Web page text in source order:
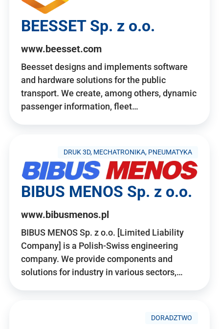
BEESSET Sp. z o.o.
www.beesset.com
Beesset designs and implements software
and hardware solutions for the public
transport. We create, among others, dynamic
passenger information, fleet…
DRUK 3D, MECHATRONIKA, PNEUMATYKA
BIBUS MENOS Sp. z o.o.
www.bibusmenos.pl
BIBUS MENOS Sp. z o.o. [Limited Liability
Company] is a Polish-Swiss engineering
company. We provide components and
solutions for industry in various sectors,…
DORADZTWO